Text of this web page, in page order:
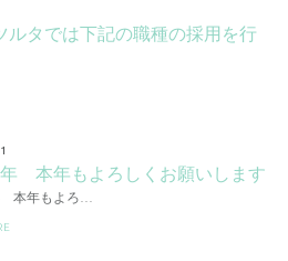
ルタでは下記の職種の採用を行
本年もよろしくお願いします
本年もよろ…